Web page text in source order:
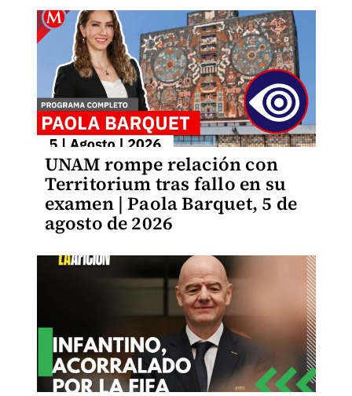
UNAM rompe relación con
Territorium tras fallo en su
examen | Paola Barquet, 5 de
agosto de 2026